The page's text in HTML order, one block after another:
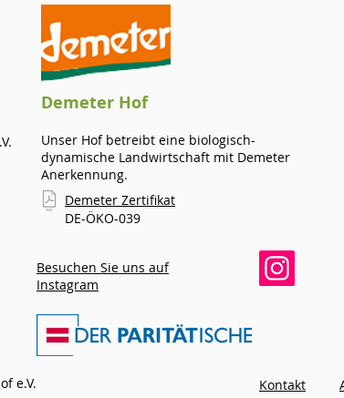
Demeter Hof
Unser Hof betreibt eine biologisch-
dynamische Landwirtschaft mit Demeter
Anerkennung.
Demeter Zertifikat
DE-ÖKO-039
Besuchen Sie uns auf
Instagram
e.V. Kontakt